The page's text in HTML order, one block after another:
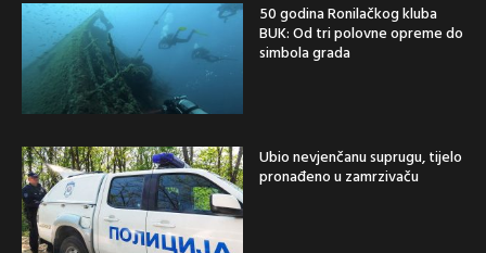
50 godina Ronilačkog kluba
BUK: Od tri polovne opreme do
simbola grada
Ubio nevjenčanu suprugu, tijelo
pronađeno u zamrzivaču